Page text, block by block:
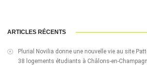
ARTICLES RÉCENTS
Plurial Novilia donne une nouvelle vie au site
38 logements étudiants à Châlons-en-